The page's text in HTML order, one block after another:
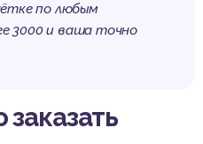
по любым
3000 и ваша точно